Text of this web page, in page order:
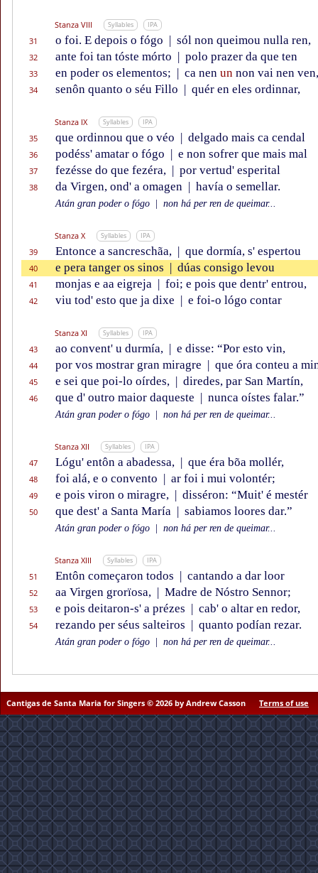
Stanza VIII Syllables IPA
31 o foi. E depois o fógo | sól non queimou nulla ren,
32 ante foi tan tóste mórto | polo prazer da que ten
33 en poder os elementos; | ca nen un non vai nen ven,
34 senôn quanto o séu Fillo | quér en eles ordinnar,
Stanza IX Syllables IPA
35 que ordinnou que o véo | delgado mais ca cendal
36 podéss' amatar o fógo | e non sofrer que mais mal
37 fezésse do que fezéra, | por vertud' esperital
38 da Virgen, ond' a omagen | havía o semellar.
Atán gran poder o fógo non há per ren de queimar...
Stanza X Syllables IPA
39 Entonce a sancreschãa, | que dormía, s' espertou
40 e pera tanger os sinos | dúas consigo levou
41 monjas e aa eigreja | foi; e pois que dentr' entrou,
42 viu tod' esto que ja dixe | e foi-o lógo contar
Stanza XI Syllables IPA
43 ao convent' u durmía, | e disse: “Por esto vin,
44 por vos mostrar gran miragre | que óra conteu a
45 e sei que poi-lo oírdes, | diredes, par San Martín,
46 que d' outro maior daqueste | nunca oístes falar.”
Atán gran poder o fógo non há per ren de queimar...
Stanza XII Syllables IPA
47 Lógu' entôn a abadessa, | que éra bõa mollér,
48 foi alá, e o convento | ar foi i mui volontér;
49 e pois viron o miragre, | disséron: “Muit' é mestér
50 que dest' a Santa María | sabiamos loores dar.”
Atán gran poder o fógo non há per ren de queimar...
Stanza XIII Syllables IPA
51 Entôn começaron todos | cantando a dar loor
52 aa Virgen grorïosa, | Madre de Nóstro Sennor;
53 e pois deitaron-s' a prézes | cab' o altar en redor,
54 rezando per séus salteiros | quanto podían rezar.
Atán gran poder o fógo non há per ren de queimar...
Cantigas de Santa Maria for Singers © 2026 by Andrew Casson Terms of use